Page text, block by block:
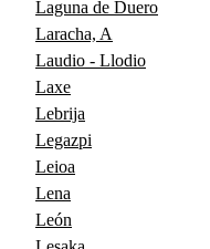
Laguna de Duero
Laracha, A
Laudio - Llodio
Laxe
Lebrija
Legazpi
Leioa
Lena
León